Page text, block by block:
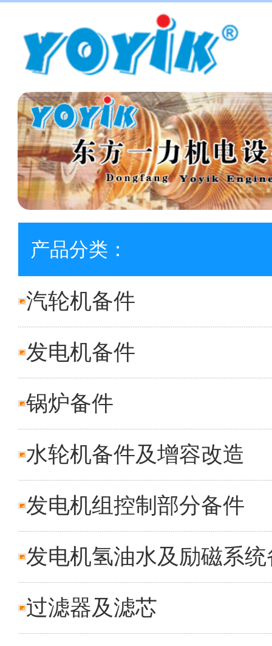
产品分类：
汽轮机备件
发电机备件
锅炉备件
水轮机备件及增容改造
发电机组控制部分备件
发电机氢油水及励磁系统
过滤器及滤芯